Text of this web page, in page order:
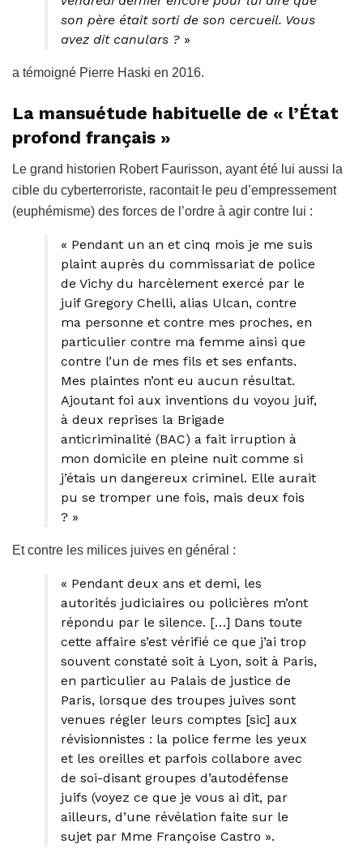
son père était sorti de son cercueil. Vous
avez dit canulars ? »
a témoigné Pierre Haski en 2016.
La mansuétude habituelle de « l’État
profond français »
Le grand historien Robert Faurisson, ayant été lui aussi la
cible du cyberterroriste, racontait le peu d’empressement
(euphémisme) des forces de l’ordre à agir contre lui :
« Pendant un an et cinq mois je me suis
plaint auprès du commissariat de police
de Vichy du harcèlement exercé par le
juif Gregory Chelli, alias Ulcan, contre
ma personne et contre mes proches, en
particulier contre ma femme ainsi que
contre l’un de mes fils et ses enfants.
Mes plaintes n’ont eu aucun résultat.
Ajoutant foi aux inventions du voyou juif,
à deux reprises la Brigade
anticriminalité (BAC) a fait irruption à
mon domicile en pleine nuit comme si
j’étais un dangereux criminel. Elle aurait
pu se tromper une fois, mais deux fois
? »
Et contre les milices juives en général :
« Pendant deux ans et demi, les
autorités judiciaires ou policières m’ont
répondu par le silence. […] Dans toute
cette affaire s’est vérifié ce que j’ai trop
souvent constaté soit à Lyon, soit à Paris,
en particulier au Palais de justice de
Paris, lorsque des troupes juives sont
venues régler leurs comptes [sic] aux
révisionnistes : la police ferme les yeux
et les oreilles et parfois collabore avec
de soi-disant groupes d’autodéfense
juifs (voyez ce que je vous ai dit, par
ailleurs, d’une révélation faite sur le
sujet par Mme Françoise Castro ».